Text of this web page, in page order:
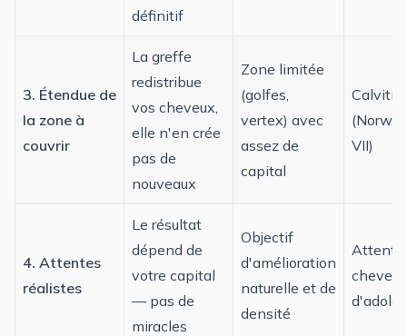
définitif
3. Étendue de
la zone à
couvrir
La greffe
redistribue
vos cheveux,
elle n'en crée
pas de
nouveaux
Zone limitée
(golfes,
vertex) avec
assez de
capital
Calvitie
VII)
4. Attentes
réalistes
Le résultat
dépend de
votre capital
— pas de
miracles
Objectif
d'amélioration
naturelle et de
densité
Attente